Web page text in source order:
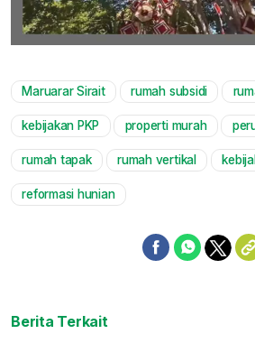
Maruarar Sirait rumah subsidi
kebijakan PKP properti murah
rumah tapak rumah vertikal
reformasi hunian
Berita Terkait